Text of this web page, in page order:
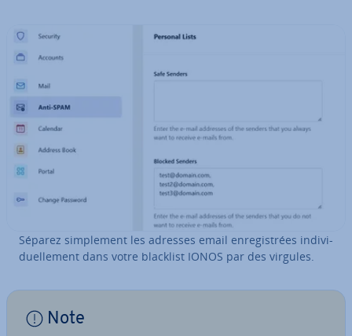
Séparez sim­ple­ment les adresses email en­re­gis­trées in­di­vi­
duel­le­ment dans votre blacklist IONOS par des virgules.
Note